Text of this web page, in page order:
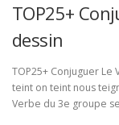
TOP25+
dessin
TOP25+ Conjuguer
teint on teint nous
Verbe du 3e groupe